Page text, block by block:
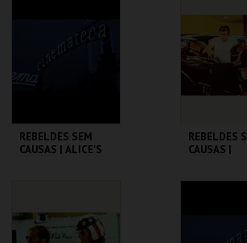
MAIS INFO MAIS
REBELDES SEM
CAUSAS | ALICE'S
MAIS INFO
REBELDES
CAUSAS |
MAIS